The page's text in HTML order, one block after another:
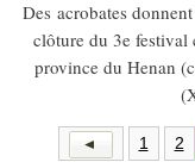
Des acrobates
clôture du 3e festival
province du Henan
1 2